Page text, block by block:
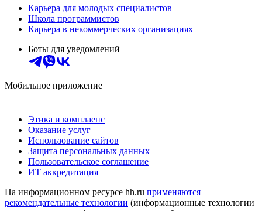
Карьера для молодых специалистов
Школа программистов
Карьера в некоммерческих организациях
Боты для уведомлений
Мобильное приложение
Этика и комплаенс
Оказание услуг
Использование сайтов
Защита персональных данных
Пользовательское соглашение
ИТ аккредитация
На информационном ресурсе hh.ru применяются
рекомендательные технологии (информационные технологии